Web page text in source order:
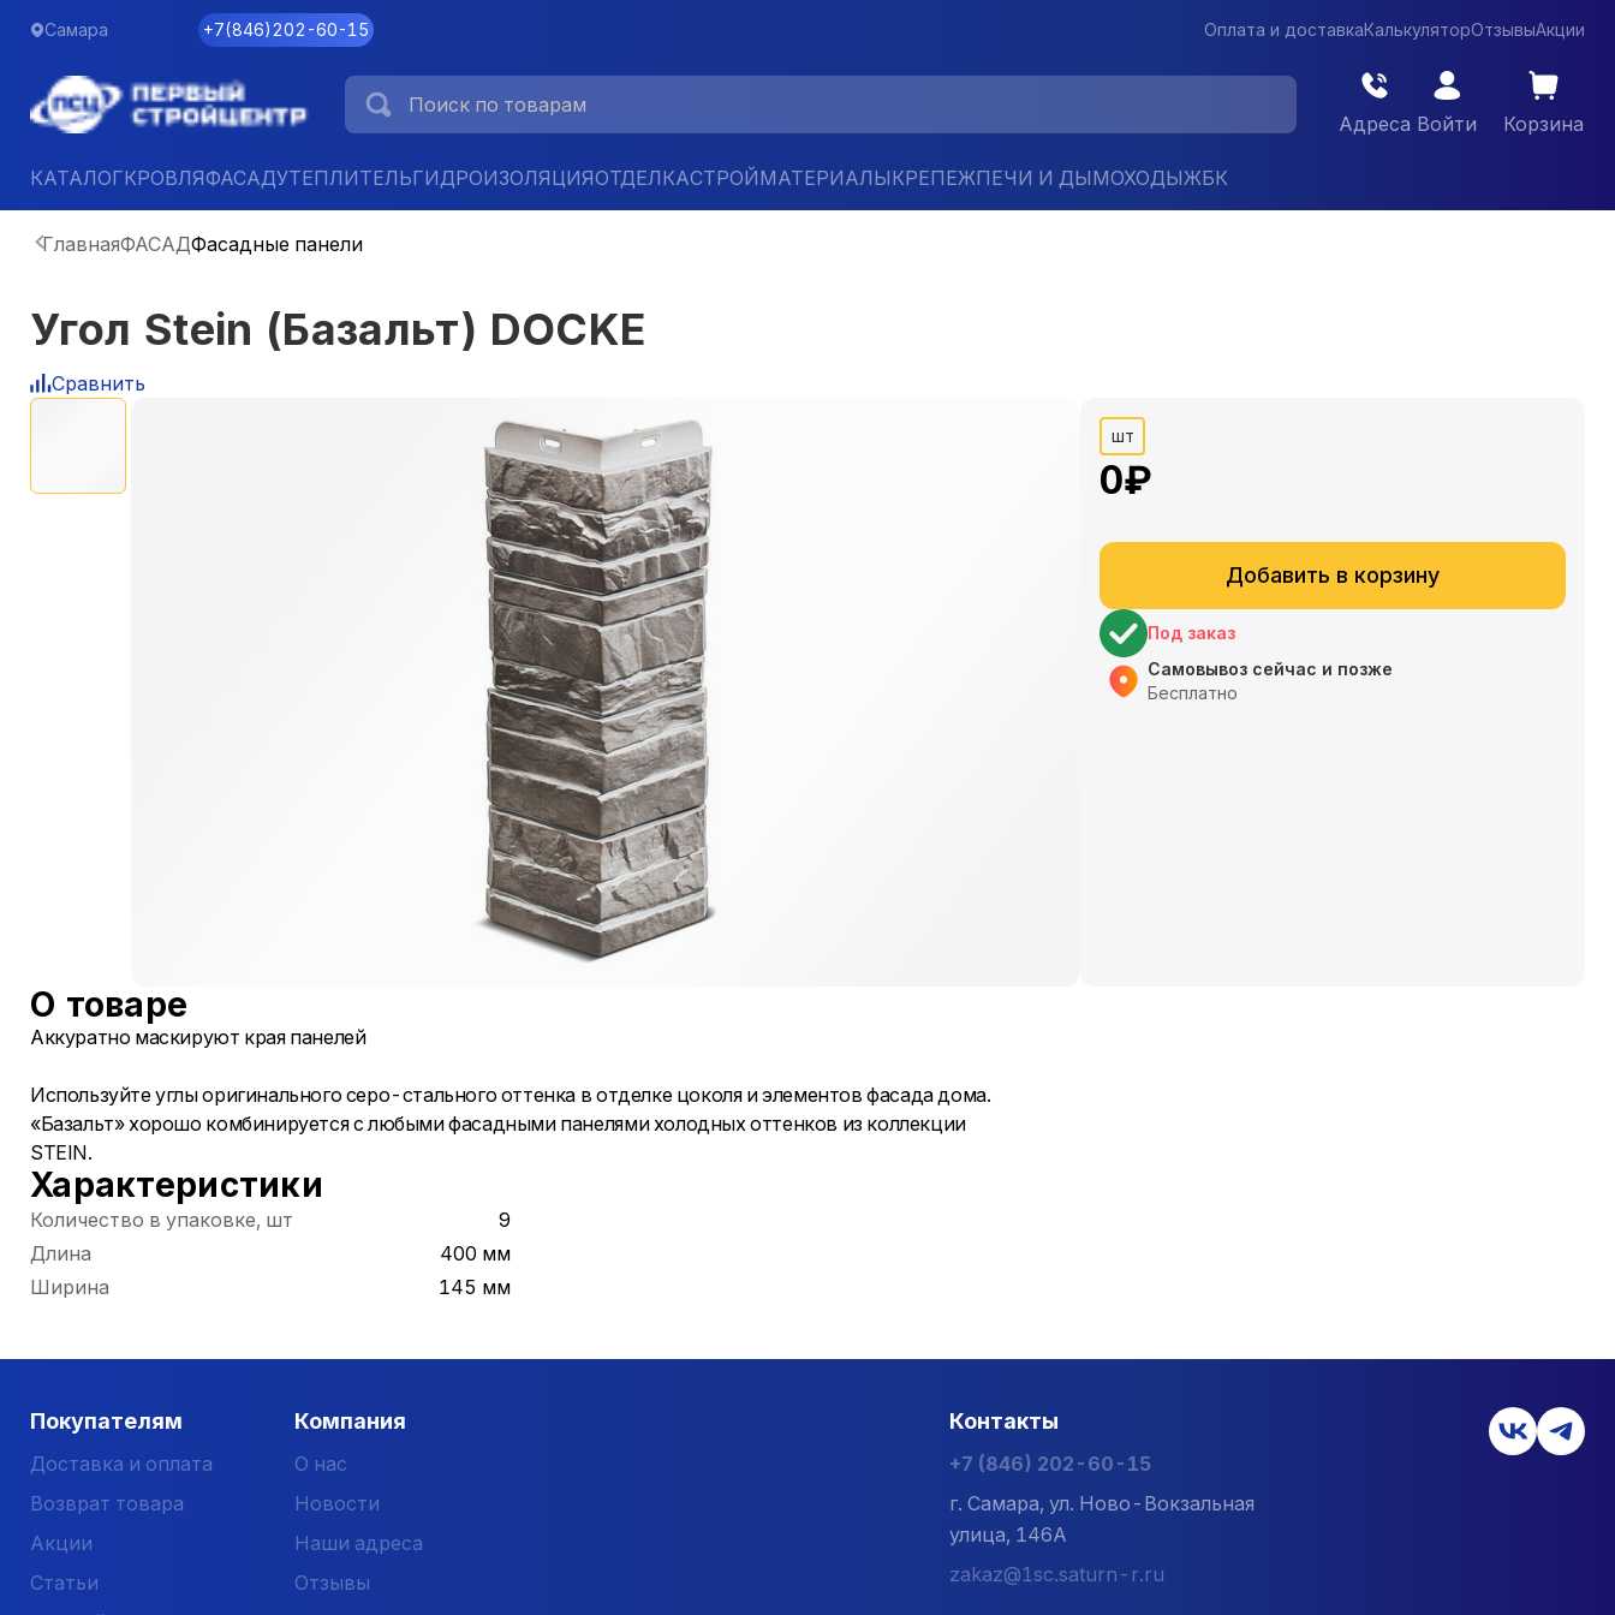
Самара +7(846)202-60-15 Оплата и доставкаКалькуляторОтзывыАкции
Адреса Войти Корзина
КАТАЛОГКРОВЛЯФАСАДУТЕПЛИТЕЛЬГИДРОИЗОЛЯЦИЯОТДЕЛКАСТРОЙМАТЕРИАЛЫКРЕПЕЖПЕЧИ И ДЫМОХОДЫЖБК
ГлавнаяФАСАДФасадные панели
Угол Stein (Базальт) DOCKE
Сравнить
шт
0₽
Добавить в корзину
Под заказ
Самовывоз сейчас и позже
Бесплатно
О товаре
Аккуратно маскируют края панелей
Используйте углы оригинального серо-стального оттенка в отделке цоколя и элементов фасада дома.
«Базальт» хорошо комбинируется с любыми фасадными панелями холодных оттенков из коллекции
STEIN.
Характеристики
Количество в упаковке, шт
9
Длина
400 мм
Ширина
145 мм
Покупателям
Доставка и оплата
Возврат товара
Акции
Статьи
Компания
О нас
Новости
Наши адреса
Отзывы
Контакты
+7 (846) 202-60-15
г. Самара, ул. Ново-Вокзальная
улица, 146А
zakaz@1sc.saturn-r.ru